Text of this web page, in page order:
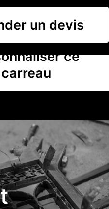
un devis
ce
carreau